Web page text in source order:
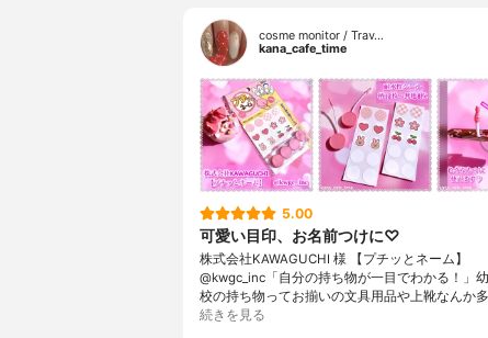
cosme monitor / Trav…
kana_cafe_time
5.00
可愛い目印、お名前つけに♡
株式会社KAWAGUCHI 様 【プチッとネーム】
@kwgc_inc「自分の持ち物が一目でわかる！」
校の持ち物ってお揃いの文具用品や上靴なんか
続きを見る